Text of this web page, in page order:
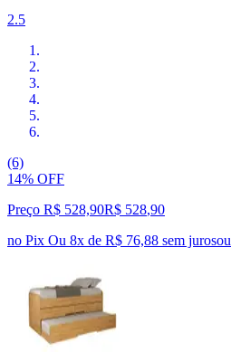
2.5
(6)
14% OFF
Preço R$ 528,90R$ 528,90
no Pix Ou 8x de R$ 76,88 sem jurosou